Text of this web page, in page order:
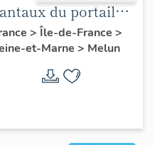
du portail
> Île-de-France >
et-Marne > Melun